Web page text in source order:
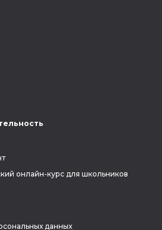
онлайн-курс для школьников
данных